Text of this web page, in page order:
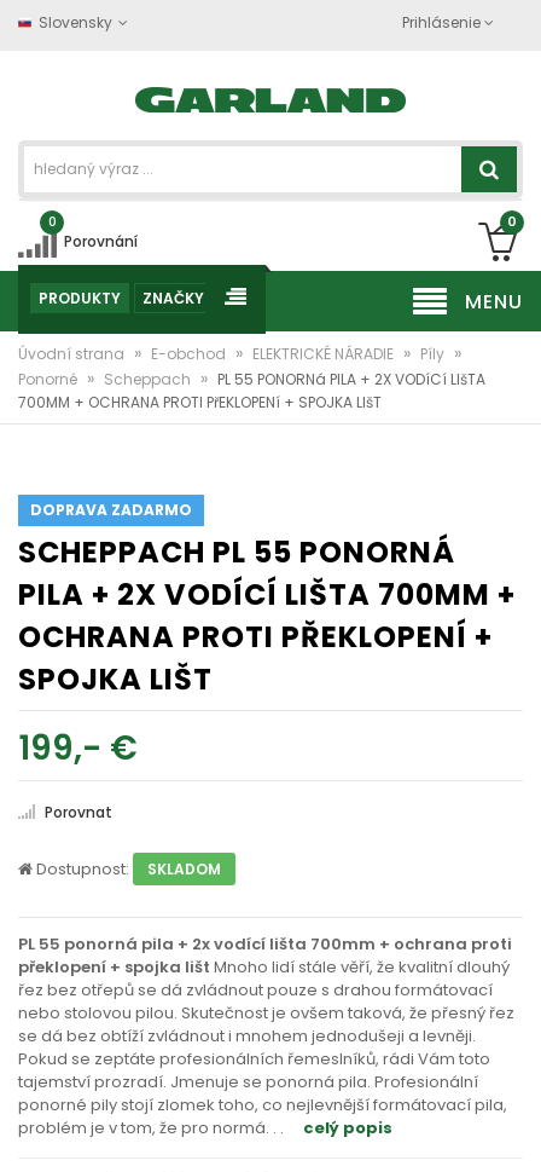
Slovensky Prihlásenie
0
Porovnání
0
MENU
PRODUKTY ZNAČKY
Úvodní strana » E-obchod » ELEKTRICKÉ NÁRADIE » Píly »
Ponorné » Scheppach » PL 55 PONORNá PILA + 2X VODíCí LIšTA
700MM + OCHRANA PROTI PřEKLOPENí + SPOJKA LIšT
DOPRAVA ZADARMO
SCHEPPACH PL 55 PONORNÁ
PILA + 2X VODÍCÍ LIŠTA 700MM +
OCHRANA PROTI PŘEKLOPENÍ +
SPOJKA LIŠT
199,- €
Porovnat
Dostupnost: SKLADOM
PL 55 ponorná pila + 2x vodící lišta 700mm + ochrana proti
překlopení + spojka lišt Mnoho lidí stále věří, že kvalitní dlouhý
řez bez otřepů se dá zvládnout pouze s drahou formátovací
nebo stolovou pilou. Skutečnost je ovšem taková, že přesný řez
se dá bez obtíží zvládnout i mnohem jednodušeji a levněji.
Pokud se zeptáte profesionálních řemeslníků, rádi Vám toto
tajemství prozradí. Jmenuje se ponorná pila. Profesionální
ponorné pily stojí zlomek toho, co nejlevnější formátovací pila,
problém je v tom, že pro normá. . . celý popis